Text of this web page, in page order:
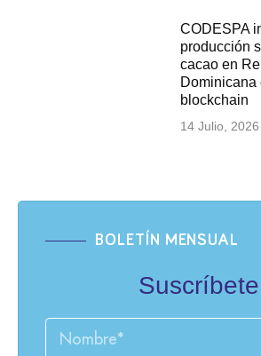
CODESPA
producción
cacao en
Dominicana
blockchain
14 Julio, 2026
BOLETÍN MENSUAL
Suscríbete